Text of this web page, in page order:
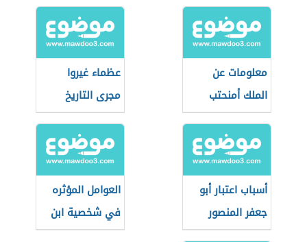
معلومات عن
الملك أمنحتب
الثالث
عظماء غيروا
مجرى التاريخ
أسباب اعتبار أبو
جعفر المنصور
المؤسس
العوامل المؤثره
في شخصية ابن
الرومي